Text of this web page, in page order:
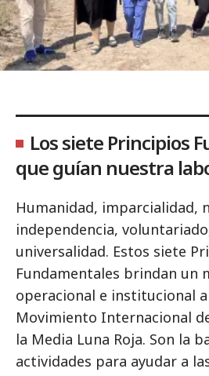
Los siete Principios
que guían nuestra
Humanidad, imparcialidad,
independencia,
universalidad. Estos siete
Fundamentales brindan un
operacional e institucional
Movimiento Internacional
la Media Luna Roja. Son la
actividades para ayudar a